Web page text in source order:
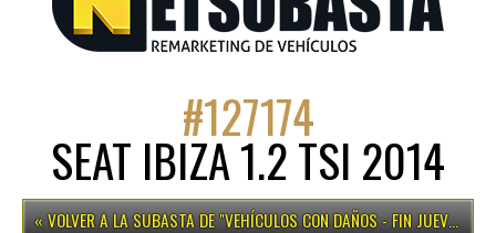
#127174
SEAT IBIZA 1.2 TSI 2014
VEHÍCULOS CON DAÑOS - FIN JUEVES 15H